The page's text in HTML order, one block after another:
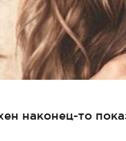
наконец-то